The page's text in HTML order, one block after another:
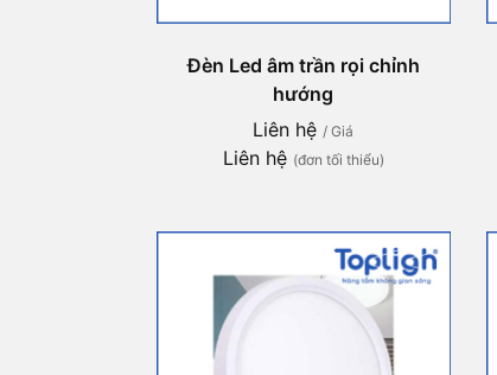
Đèn Led âm trần rọi chỉnh
hướng
Liên hệ / Giá
Liên hệ (đơn tối thiểu)